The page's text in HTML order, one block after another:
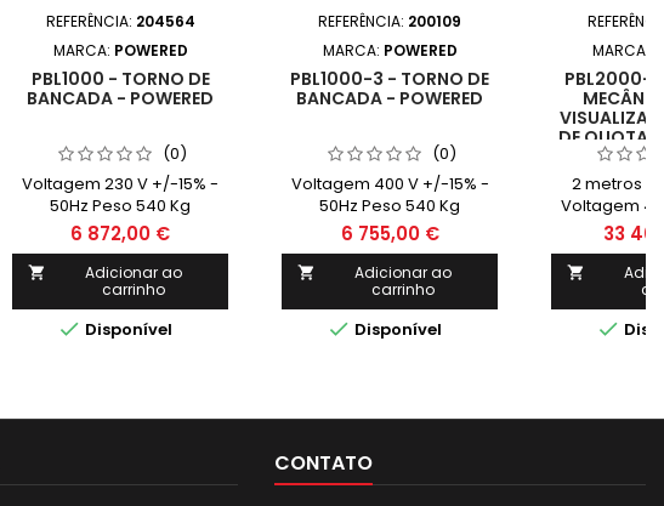
REFERÊNCIA: 204564
MARCA: POWERED
PBL1000 - TORNO DE
BANCADA - POWERED
(0)
Voltagem 230 V +/-15% -
50Hz Peso 540 Kg
6 872,00 €

Adicionar ao
carrinho
 Disponível
REFERÊNCIA: 200109
MARCA: POWERED
PBL1000-3 - TORNO DE
BANCADA - POWERED
(0)
Voltagem 400 V +/-15% -
50Hz Peso 540 Kg
6 755,00 €

Adicionar ao
carrinho
 Disponível
MARCA:
PBL2000-
DE
2 metros
Voltagem
50Hz
33


CONTATO